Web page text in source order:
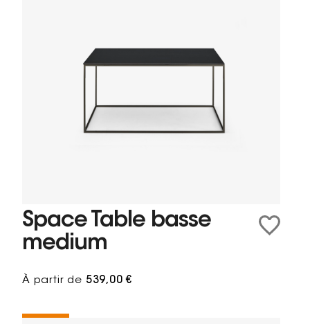
Space Table basse
medium
À partir de 539,00 €